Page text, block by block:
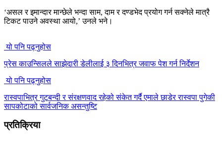
‘असल र इमान्दार मान्छेले भन्दा साम, दाम र दण्डभेद प्रयोग गर्न सक्नेले मात्रै
टिकट पाउने अवस्था आयो,’ उनले भने।
यो पनि पढ्नुहोस
प्रेस काउन्सिलले साझेदारी डेलीलाई ३ दिनभित्र जवाफ पेश गर्न निर्देशन
यो पनि पढ्नुहोस
रास्वपाभित्र गुटबन्दी र संरक्षणवाद रहेको संकेत गर्दै एमाले छाडेर रास्वपा पुगेकी
सापकोटाको सार्वजनिक असन्तुष्टि
प्रतिक्रिया